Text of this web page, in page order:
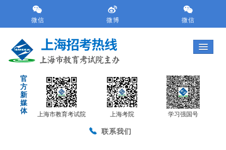
到
微信 微博 微信
官
方
新
媒
体
上海市教育考试院 上海考院 学习强国号
联系我们